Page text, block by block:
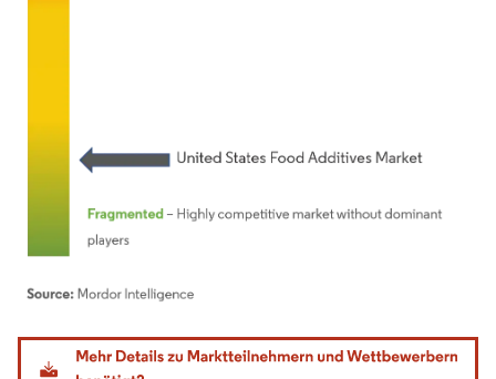
Bild © Mordor Intelligence. Wiederverwendung erfordert Namensnennung gemäß